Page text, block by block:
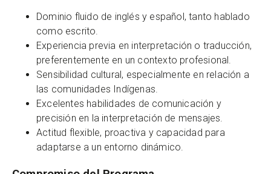
Dominio fluido de inglés y español, tanto hablado
como escrito.
Experiencia previa en interpretación o traducción,
preferentemente en un contexto profesional.
Sensibilidad cultural, especialmente en relación a
las comunidades Indígenas.
Excelentes habilidades de comunicación y
precisión en la interpretación de mensajes.
Actitud flexible, proactiva y capacidad para
adaptarse a un entorno dinámico.